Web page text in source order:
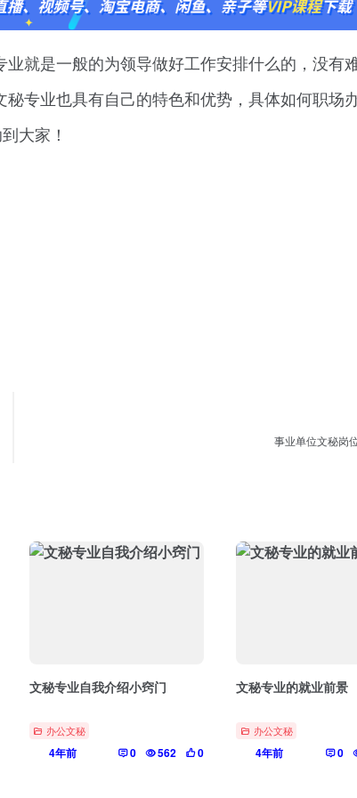
就是一般的为领导做好工作安排什么的，没有
专业也具有自己的特色和优势，具体如何职场
大家！
事业单位文秘岗
文秘专业自我介绍小窍门
办公文秘
4年前 0 562 0
文秘专业的就业前景
办公文秘
4年前 0